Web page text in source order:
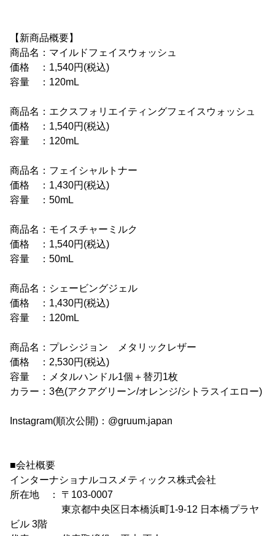
【新商品概要】
商品名：マイルドフェイスウォッシュ
価格 ：1,540円(税込)
容量 ：120mL
商品名：エクスフォリエイティングフェイスウォッシュ
価格 ：1,540円(税込)
容量 ：120mL
商品名：フェイシャルトナー
価格 ：1,430円(税込)
容量 ：50mL
商品名：モイスチャーミルク
価格 ：1,540円(税込)
容量 ：50mL
商品名：シェービングジェル
価格 ：1,430円(税込)
容量 ：120mL
商品名：プレシジョン メタリックレザー
価格 ：2,530円(税込)
容量 ：メタルハンドル1個＋替刃1枚
カラー：3色(アクアグリーン/オレンジ/シトラスイエロー)
Instagram(順次公開)：@gruum.japan
■会社概要
インターナショナルコスメティックス株式会社
所在地 ： 〒103-0007
東京都中央区日本橋浜町1-9-12 日本橋プラヤ
ビル 3階